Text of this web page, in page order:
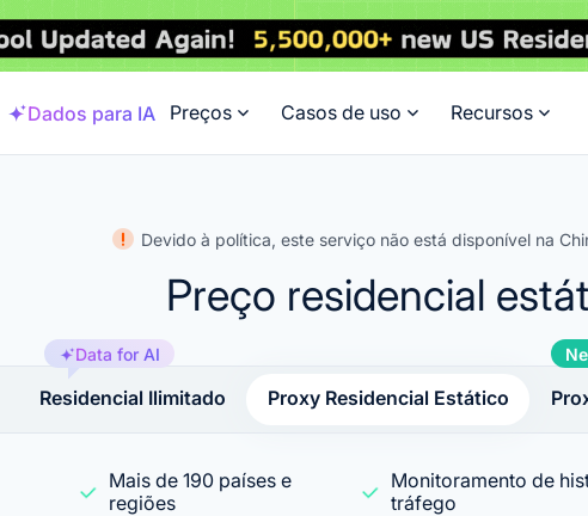
Dados para IA Preços Casos de uso Recursos
Devido à política, este serviço não está disponível na
Preço residencial
Data for AI
Residencial Ilimitado Proxy Residencial Estático
Mais de 190 países e
regiões
Monitoramento de
tráfego